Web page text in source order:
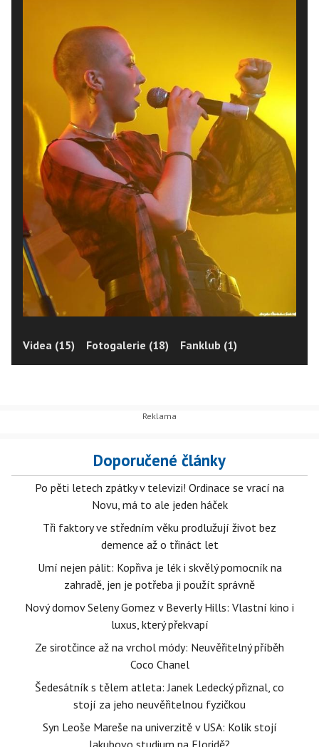
Videa (15) Fotogalerie (18) Fanklub (1)
Doporučené články
Po pěti letech zpátky v televizi! Ordinace se vrací na
Novu, má to ale jeden háček
Tři faktory ve středním věku prodlužují život bez
demence až o třináct let
Umí nejen pálit: Kopřiva je lék i skvělý pomocník na
zahradě, jen je potřeba ji použít správně
Nový domov Seleny Gomez v Beverly Hills: Vlastní kino i
luxus, který překvapí
Ze sirotčince až na vrchol módy: Neuvěřitelný příběh
Coco Chanel
Šedesátník s tělem atleta: Janek Ledecký přiznal, co
stojí za jeho neuvěřitelnou fyzičkou
Syn Leoše Mareše na univerzitě v USA: Kolik stojí